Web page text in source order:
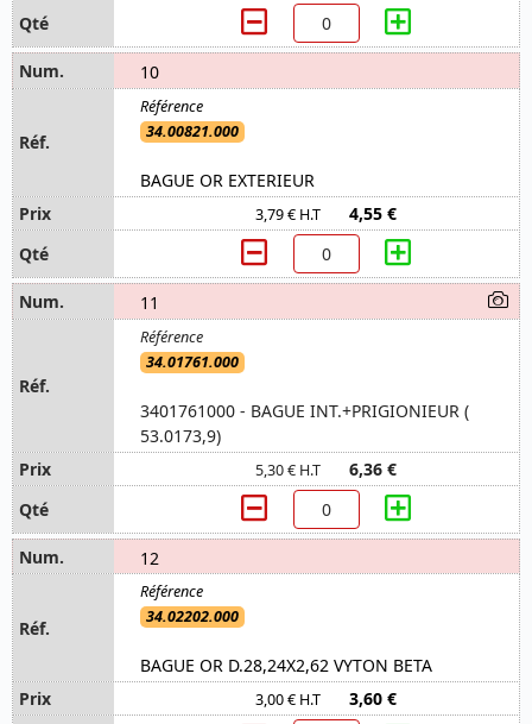
10
34.00821.000
BAGUE OR EXTERIEUR
3,79 € H.T 4,55 €
11
34.01761.000
3401761000 - BAGUE INT.+PRIGIONIEUR (
53.0173,9)
5,30 € H.T 6,36 €
12
34.02202.000
BAGUE OR D.28,24X2,62 VYTON BETA
3,00 € H.T 3,60 €